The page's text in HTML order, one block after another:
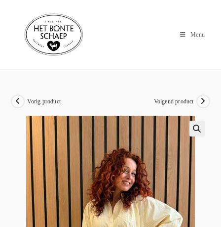
Menu
Vorig product Volgend product